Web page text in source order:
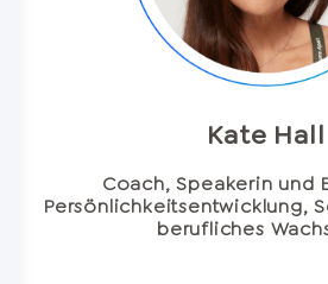
Kate Hall
Coach, Speakerin und
Persönlichkeitsentwicklung,
berufliches